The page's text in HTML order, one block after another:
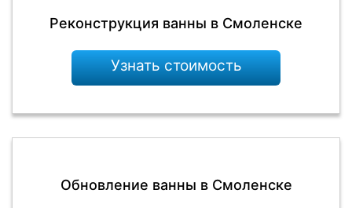
Реконструкция ванны в Смоленске
Узнать стоимость
Обновление ванны в Смоленске